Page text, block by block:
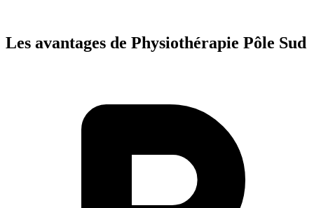
Les avantages de Physiothérapie Pôle Sud